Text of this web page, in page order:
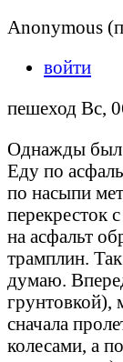
Anonymous
войти
пешеход Вс,
Однажды был
Еду по
по насыпи
перекресток
на асфальт
трамплин.
думаю.
грунтовкой),
сначала
колесами, а